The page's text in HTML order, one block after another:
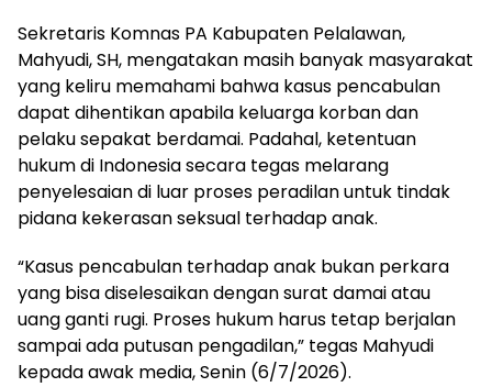
Sekretaris Komnas PA Kabupaten Pelalawan,
Mahyudi, SH, mengatakan masih banyak masyarakat
yang keliru memahami bahwa kasus pencabulan
dapat dihentikan apabila keluarga korban dan
pelaku sepakat berdamai. Padahal, ketentuan
hukum di Indonesia secara tegas melarang
penyelesaian di luar proses peradilan untuk tindak
pidana kekerasan seksual terhadap anak.
“Kasus pencabulan terhadap anak bukan perkara
yang bisa diselesaikan dengan surat damai atau
uang ganti rugi. Proses hukum harus tetap berjalan
sampai ada putusan pengadilan,” tegas Mahyudi
kepada awak media, Senin (6/7/2026).